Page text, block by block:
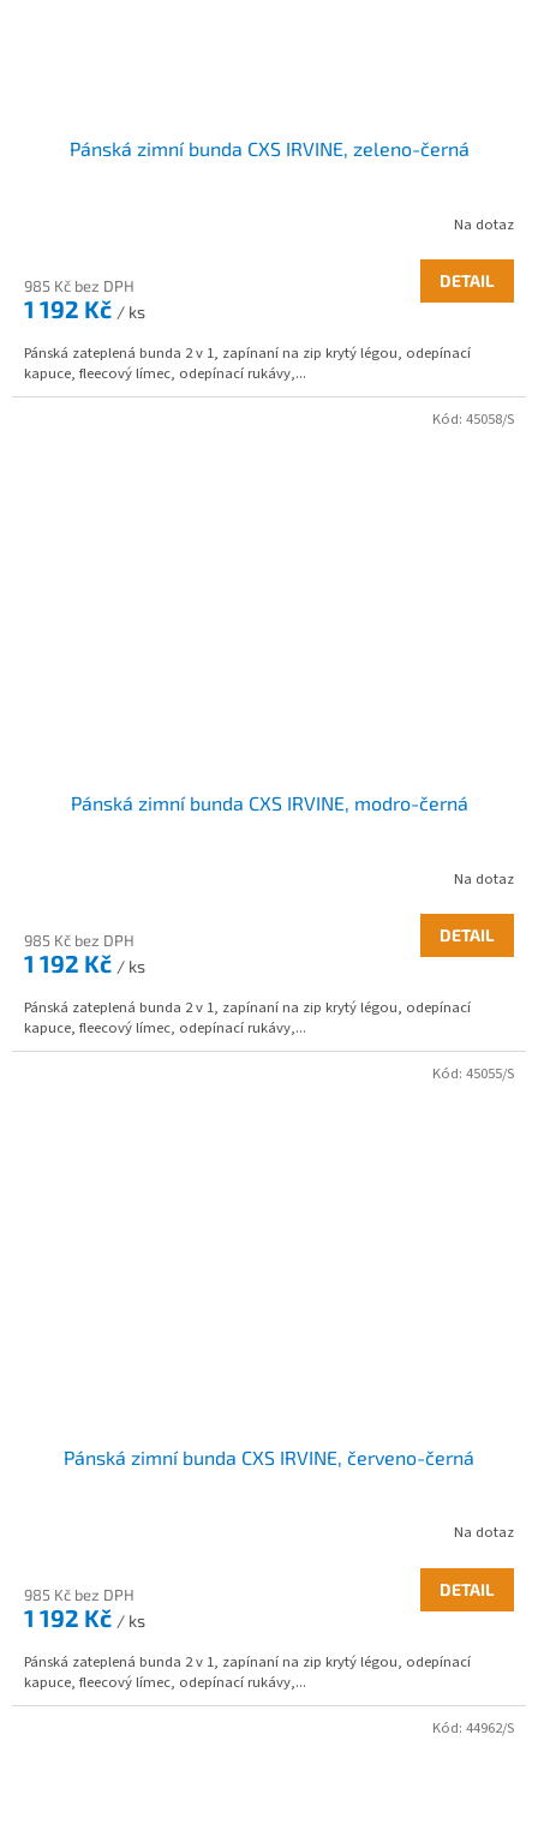
Pánská zimní bunda CXS IRVINE, zeleno-černá
Na dotaz
985 Kč bez DPH
1 192 Kč / ks
DETAIL
Pánská zateplená bunda 2 v 1, zapínaní na zip krytý légou, odepínací
kapuce, fleecový límec, odepínací rukávy,...
Pánská zimní bunda CXS IRVINE, modro-černá
Na dotaz
985 Kč bez DPH
1 192 Kč / ks
DETAIL
Pánská zateplená bunda 2 v 1, zapínaní na zip krytý légou, odepínací
kapuce, fleecový límec, odepínací rukávy,...
Kód: 45058/S
Pánská zimní bunda CXS IRVINE, červeno-černá
Na dotaz
985 Kč bez DPH
1 192 Kč / ks
DETAIL
Pánská zateplená bunda 2 v 1, zapínaní na zip krytý légou, odepínací
kapuce, fleecový límec, odepínací rukávy,...
Kód: 45055/S
Kód: 44962/S